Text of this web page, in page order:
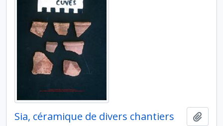
Sia, céramique de divers chantiers